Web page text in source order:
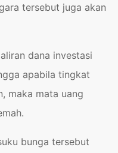
tersebut juga akan
dana investasi
apabila tingkat
maka mata uang
bunga tersebut